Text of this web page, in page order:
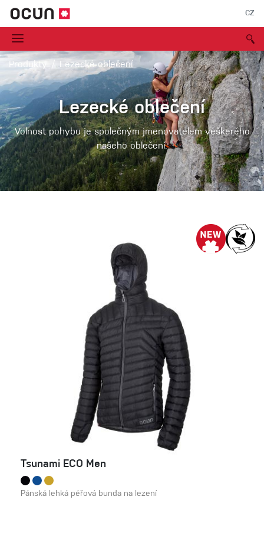
CZ
Produkty Lezecké oblečení
Lezecké oblečení
Volnost pohybu je společným jmenovatelem veškerého
našeho oblečení.
Tsunami ECO Men
Pánská lehká péřová bunda na lezení